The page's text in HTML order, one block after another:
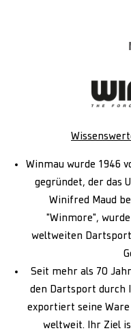
Winmau wurde 1946
gegründet, der das
Winifred Maud
"Winmore",
weltweiten
Seit mehr als 70
den Dartsport durch
exportiert seine
weltweit. Ihr Ziel